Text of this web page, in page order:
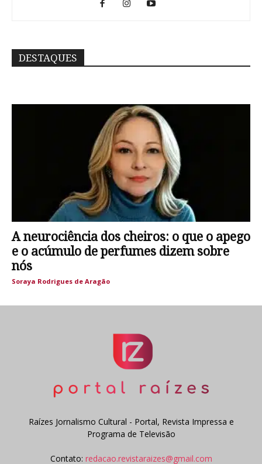
DESTAQUES
A neurociência dos cheiros: o que o apego
e o acúmulo de perfumes dizem sobre
nós
Soraya Rodrigues de Aragão
Raízes Jornalismo Cultural - Portal, Revista Impressa e
Programa de Televisão
Contato: redacao.revistaraizes@gmail.com